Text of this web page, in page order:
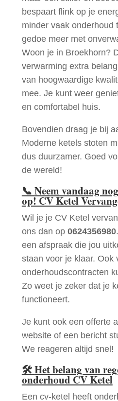
bespaart flink op je
minder vaak onderhoud
gedoe meer met
Woon je in Broekhorn?
verwarming extra
van hoogwaardige
mee. Je kunt weer
en comfortabel huis.
Bovendien draag je bij
Moderne ketels stoten
dus duurzamer. Goed
de wereld!
📞 Neem vandaag
op! CV Ketel
Wil je je CV Ketel
ons dan op 0624356980
een afspraak die jou
staan voor je klaar. Ook
onderhoudscontracten
Zo weet je zeker dat je
functioneert.
Je kunt ook een offerte
website of een bericht
We reageren altijd snel!
🛠Het belang van
onderhoud CV Ketel
Een cv-ketel heeft